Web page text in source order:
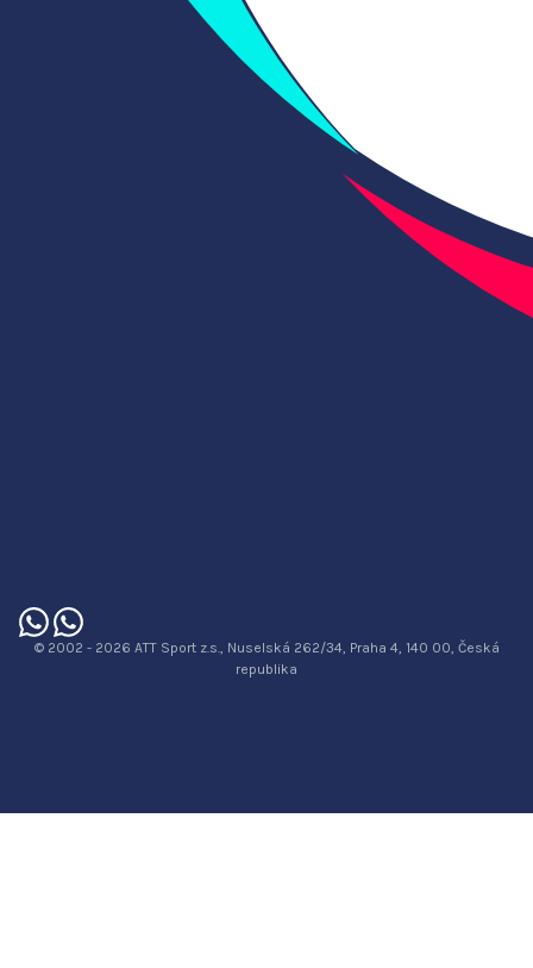
© 2002 - 2026 ATT Sport z.s., Nuselská 262/34, Praha 4, 140 00, Česká
republika